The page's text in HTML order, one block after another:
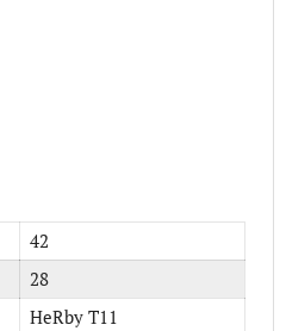
42
28
HeRby T11